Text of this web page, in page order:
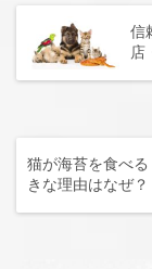
信
店
猫が海苔を食べ
きな理由はなぜ？